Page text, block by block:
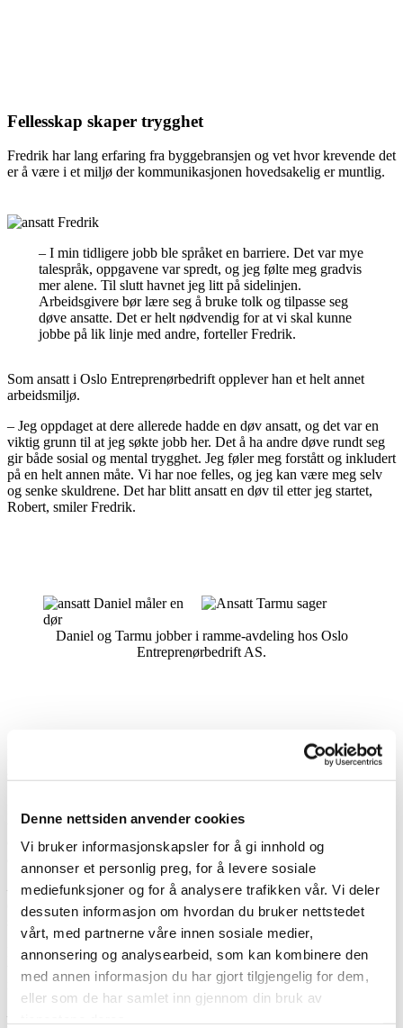
Denne nettsiden anvender cookies
Vi bruker informasjonskapsler for å gi innhold og
annonser et personlig preg, for å levere sosiale
mediefunksjoner og for å analysere trafikken vår. Vi deler
dessuten informasjon om hvordan du bruker nettstedet
vårt, med partnerne våre innen sosiale medier,
annonsering og analysearbeid, som kan kombinere den
med annen informasjon du har gjort tilgjengelig for dem,
eller som de har samlet inn gjennom din bruk av
Fellesskap skaper trygghet
Fredrik har lang erfaring fra byggebransjen og vet hvor krevende det
er å være i et miljø der kommunikasjonen hovedsakelig er muntlig.
– I min tidligere jobb ble språket en barriere. Det var mye
talespråk, oppgavene var spredt, og jeg følte meg gradvis
mer alene. Til slutt havnet jeg litt på sidelinjen.
Arbeidsgivere bør lære seg å bruke tolk og tilpasse seg
døve ansatte. Det er helt nødvendig for at vi skal kunne
jobbe på lik linje med andre, forteller Fredrik.
Som ansatt i Oslo Entreprenørbedrift opplever han et helt annet
arbeidsmiljø.
– Jeg oppdaget at dere allerede hadde en døv ansatt, og det var en
viktig grunn til at jeg søkte jobb her. Det å ha andre døve rundt seg
gir både sosial og mental trygghet. Jeg føler meg forstått og inkludert
på en helt annen måte. Vi har noe felles, og jeg kan være meg selv
og senke skuldrene. Det har blitt ansatt en døv til etter jeg startet,
Robert, smiler Fredrik.
Daniel og Tarmu jobber i ramme-avdeling hos Oslo
Entreprenørbedrift AS.
Individuelle tilpasninger og bruk av tolk styrker
tegnspråk. Tegnspråk er nemlig ikke internasjonalt på lik linje med
de talte språkene. Men det finnes uoffisielle tegn som gjør det lettere
å kommunisere på tvers av landegrenser.
– Vi har brukt tid på å lære norsk tegnspråk sammen. Det har gitt
oss bedre kommunikasjon og samarbeid og det er helt avgjørende
siden vi jobber som ett lag på byggeplassen, forteller Fredrik.
For å tilrettelegge best mulig bruker Oslo Entreprenørbedrift tolk
ved behov. Vi benytter oss av tolk både i prosjektoppstart, underveis
i prosjekter, på samlinger og i individuelle samtaler.